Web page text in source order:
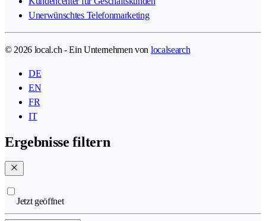
Unerwünschtes Telefonmarketing
© 2026 local.ch - Ein Unternehmen von localsearch
DE
EN
FR
IT
Ergebnisse filtern
Jetzt geöffnet